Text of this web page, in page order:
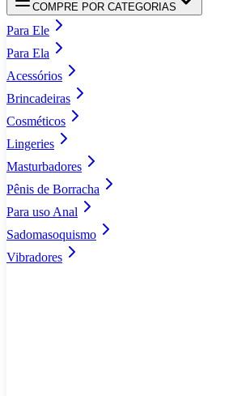
COMPRE POR CATEGORIAS
Para Ele
Para Ela
Acessórios
Brincadeiras
Cosméticos
Lingeries
Masturbadores
Pênis de Borracha
Para uso Anal
Sadomasoquismo
Vibradores